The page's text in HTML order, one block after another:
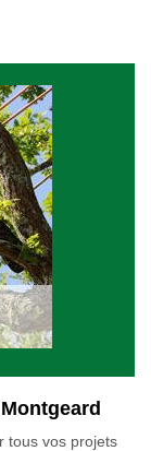
tous vos projets